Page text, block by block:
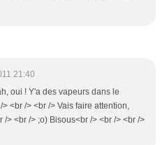
21:40
oui ! Y'a des vapeurs dans le
<br /> <br /> Vais faire attention,
/> <br /> ;o) Bisous<br /> <br /> <br />